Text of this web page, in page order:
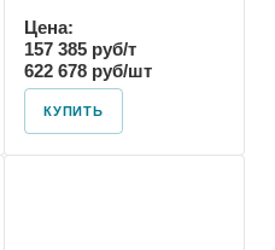
Цена:
157 385 руб/т
622 678 руб/шт
КУПИТЬ